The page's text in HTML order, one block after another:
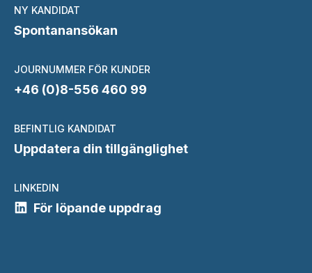
NY KANDIDAT
Spontanansökan
JOURNUMMER FÖR KUNDER
+46 (0)8-556 460 99
BEFINTLIG KANDIDAT
Uppdatera din tillgänglighet
LINKEDIN
För löpande uppdrag